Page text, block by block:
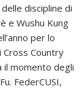
discipline di
e Wushu Kung
per lo
Cross Country
il momento degli
FederCUSI,